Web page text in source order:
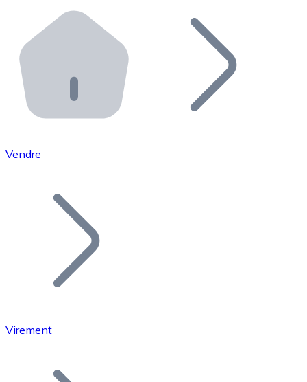
Distributeurs automatiques Bitnovo
Intégrez un ATM Bitnovo dans votre entreprise et
API Bitnovo
Intégrez notre API dans votre écosystème.
Rejoignez notre réseau de distributeurs et
Ajoutez le token de votre projet à notre service
Bitcoin
Vendre
Virement